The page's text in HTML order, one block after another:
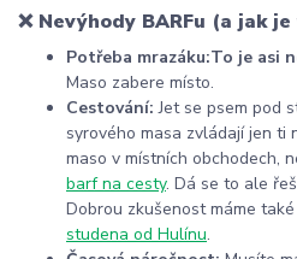
❌ Nevýhody BARFu (a jak
Potřeba mrazáku:To je asi
Maso zabere místo.
Cestování: Jet se psem pod
syrového masa zvládají jen ti
maso v místních obchodech,
barf na cesty. Dá se to ale
Dobrou zkušenost máme
studena od Hulínu.